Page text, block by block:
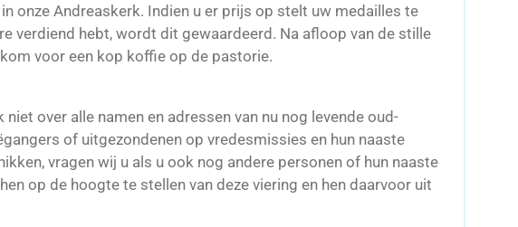
onze Andreaskerk. Indien u er prijs op stelt uw medailles te
verdiend hebt, wordt dit gewaardeerd. Na afloop van de stille
voor een kop koffie op de pastorie.
over alle namen en adressen van nu nog levende oud-
of uitgezondenen op vredesmissies en hun naaste
vragen wij u als u ook nog andere personen of hun naaste
op de hoogte te stellen van deze viering en hen daarvoor uit